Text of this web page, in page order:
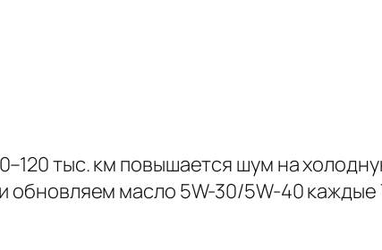
тыс. км повышается шум на
масло 5W-30/5W-40 каждые